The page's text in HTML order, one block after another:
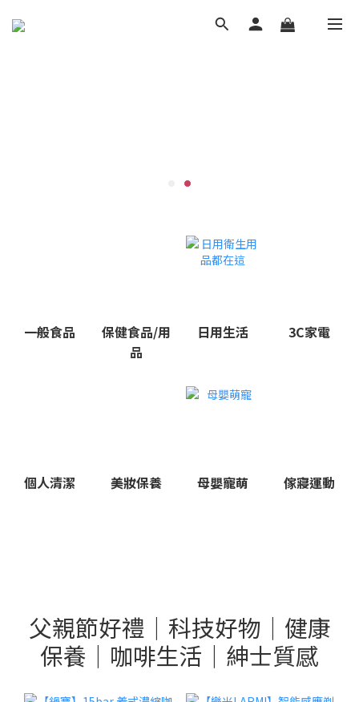
一般食品
保健食品/用
品
日用生活 3C家電
個人清潔 美妝保養 母嬰寵萌 傢寢運動
父親節好禮｜科技好物｜健康
保養｜咖啡生活｜紳士質感